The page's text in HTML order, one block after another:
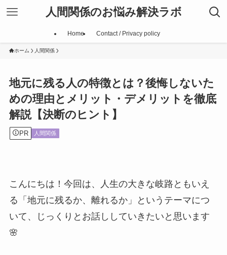
人間関係のお悩み解決ラボ
Home Contact / Privacy policy
ホーム 人間関係
地元に残る人の特徴とは？後悔しないた
めの理由とメリット・デメリットを徹底
解説【決断のヒント】
PR 人間関係
こんにちは！今回は、人生の大きな岐路ともいえ
る「地元に残るか、離れるか」というテーマにつ
いて、じっくりとお話ししていきたいと思います
🌸